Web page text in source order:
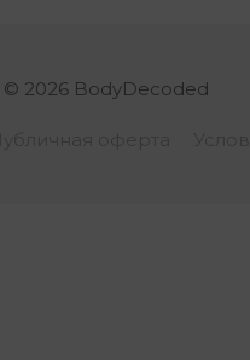
© 2026 BodyDecoded